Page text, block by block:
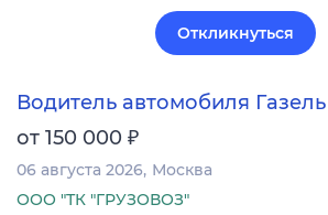
Откликнуться
Водитель автомобиля Газель
от 150 000 ₽
06 августа 2026 Москва
ООО "ТК "ГРУЗОВОЗ"